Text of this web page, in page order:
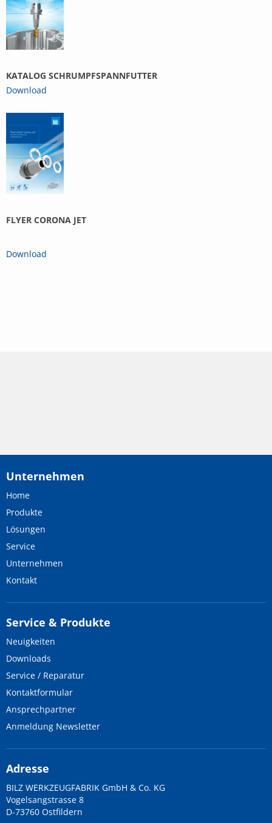
KATALOG SCHRUMPFSPANNFUTTER
Download
FLYER CORONA JET
Download
Unternehmen
Home
Produkte
Lösungen
Service
Unternehmen
Kontakt
Service & Produkte
Neuigkeiten
Downloads
Service / Reparatur
Kontaktformular
Ansprechpartner
Anmeldung Newsletter
Adresse
BILZ WERKZEUGFABRIK GmbH & Co. KG
Vogelsangstrasse 8
D-73760 Ostfildern